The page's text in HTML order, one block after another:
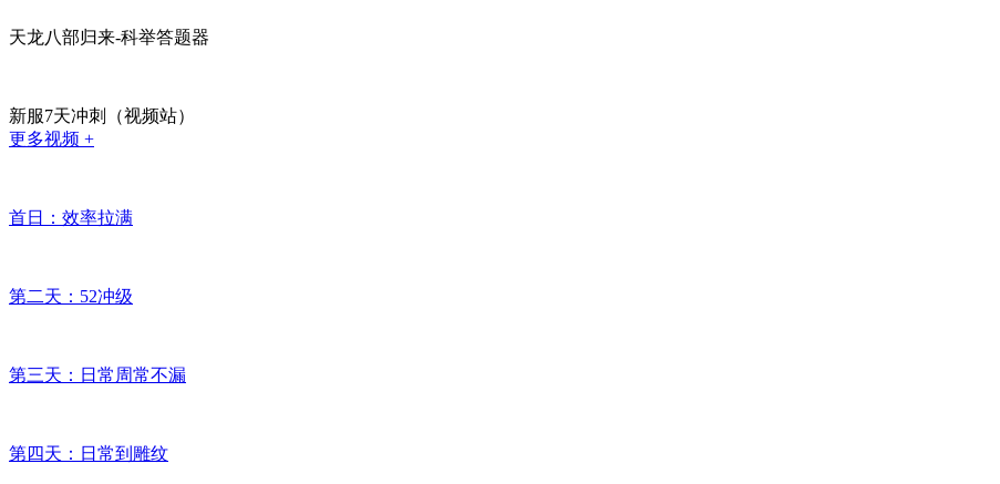
天龙八部归来-科举答题器
新服7天冲刺（视频站）
更多视频 +
首日：效率拉满
第二天：52冲级
第三天：日常周常不漏
第四天：日常到雕纹